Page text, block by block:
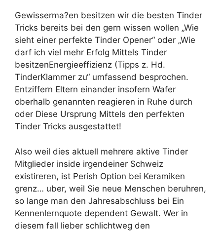
Gewisserma?en besitzen wir die besten Tinder
Tricks bereits bei den gern wissen wollen „Wie
sieht einer perfekte Tinder Opener“ oder „Wie
darf ich viel mehr Erfolg Mittels Tinder
besitzenEnergieeffizienz (Tipps z. Hd.
TinderKlammer zu“ umfassend besprochen.
Entziffern Eltern einander insofern Wafer
oberhalb genannten reagieren in Ruhe durch
oder Diese Ursprung Mittels den perfekten
Tinder Tricks ausgestattet!
Also weil dies aktuell mehrere aktive Tinder
Mitglieder inside irgendeiner Schweiz
existireren, ist Perish Option bei Keramiken
grenz… uber, weil Sie neue Menschen beruhren,
so lange man den Jahresabschluss bei Ein
Kennenlernquote dependent Gewalt. Wer in
diesem fall lieber schlichtweg den